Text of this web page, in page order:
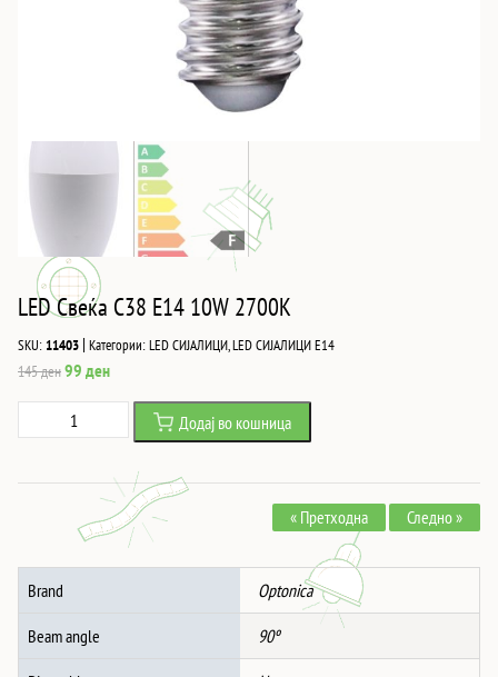
LED Свеќа C38 E14 10W 2700K
SKU:11403 | Категории:LED СИЈАЛИЦИ,LED СИЈАЛИЦИ Е14
145денOriginal
was:
99 денCurrent
price
99 ден.
Свеќа
количина
Додај во кошница
« Претходна Следно »
Brand Optonica
Beam angle 90º